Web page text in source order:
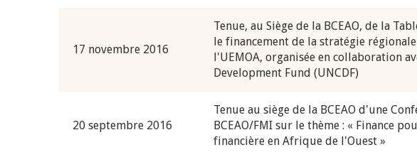
17 novembre 2016
Tenue, au Siège de la BCEAO, de la
le financement de la stratégie
l'UEMOA, organisée en collaboration
Development Fund (UNCDF)
20 septembre 2016
Tenue au siège de la BCEAO d'une
BCEAO/FMI sur le thème : « Finance
financière en Afrique de l'Ouest »